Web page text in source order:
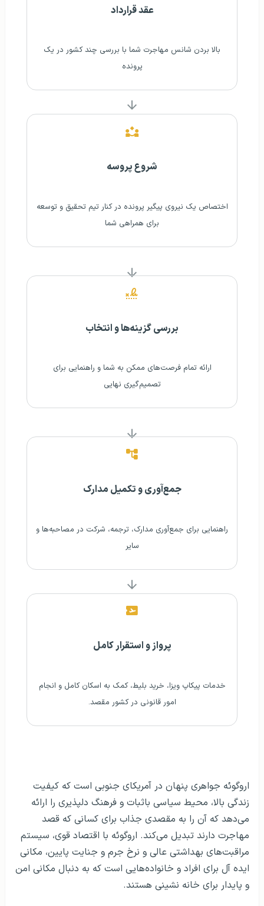
عقد قرارداد
بالا بردن شانس مهاجرت شما با بررسی چند کشور در یک
پرونده
شروع پروسه
اختصاص یک نیروی پیگیر پرونده در کنار تیم تحقیق و توسعه
برای همراهی شما
بررسی گزینه‌ها و انتخاب
ارائه تمام فرصت‌های ممکن به شما و راهنمایی برای
تصمیم‌گیری نهایی
جمع‌آوری و تکمیل مدارک
راهنمایی برای جمع‌آوری مدارک، ترجمه، شرکت در مصاحبه‌ها و
سایر
پرواز و استقرار کامل
خدمات پیکاپ ویزا، خرید بلیط، کمک به اسکان کامل و انجام
امور قانونی در کشور مقصد.
اروگوئه جواهری پنهان در آمریکای جنوبی است که کیفیت
زندگی بالا، محیط سیاسی باثبات و فرهنگ دلپذیری را ارائه
می‌دهد که آن را به مقصدی جذاب برای کسانی که قصد
مهاجرت دارند تبدیل می‌کند. اروگوئه با اقتصاد قوی، سیستم
مراقبت‌های بهداشتی عالی و نرخ جرم و جنایت پایین، مکانی
ایده آل برای افراد و خانواده‌هایی است که به دنبال مکانی امن
و پایدار برای خانه نشینی هستند.